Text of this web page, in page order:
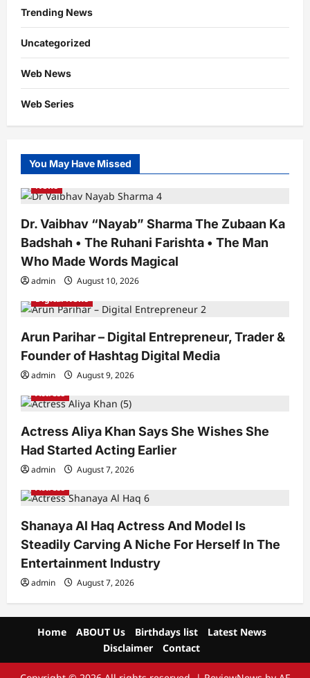
Trending News
Uncategorized
Web News
Web Series
You May Have Missed
News
Dr. Vaibhav “Nayab” Sharma The Zubaan Ka
Badshah • The Ruhani Farishta • The Man
Who Made Words Magical
admin
August 10, 2026
Digital News
Arun Parihar – Digital Entrepreneur, Trader &
Founder of Hashtag Digital Media
admin
August 9, 2026
Actress
Actress Aliya Khan Says She Wishes She
Had Started Acting Earlier
admin
August 7, 2026
Actress
Shanaya Al Haq Actress And Model Is
Steadily Carving A Niche For Herself In The
Entertainment Industry
admin August 7, 2026
Home ABOUT Us Birthdays list
Latest News
Disclaimer
Contact